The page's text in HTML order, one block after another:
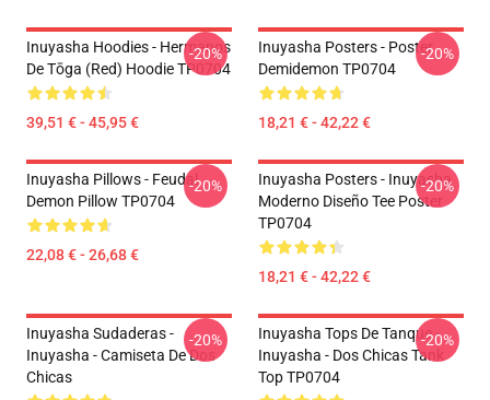
Inuyasha Hoodies - Hermanos
De Tōga (red) Hoodie TP0704
39,51 € - 45,95 €
-20%
Inuyasha Posters - Poster
Demidemon TP0704
18,21 € - 42,22 €
-20%
Inuyasha Pillows - Feudal
Demon Pillow TP0704
22,08 € - 26,68 €
-20%
Inuyasha Posters - Inuyasha
Moderno Diseño Tee Poster
TP0704
18,21 € - 42,22 €
-20%
Inuyasha Sudaderas -
Inuyasha - Camiseta De Dos
Chicas
-20%
Inuyasha Tops De Tanque -
Inuyasha - Dos Chicas Tank
Top TP0704
-20%